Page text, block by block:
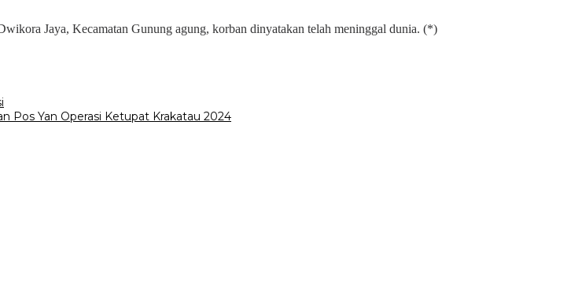
Jaya, Kecamatan Gunung agung, korban dinyatakan telah meninggal dunia. (*)
Pos Yan Operasi Ketupat Krakatau 2024